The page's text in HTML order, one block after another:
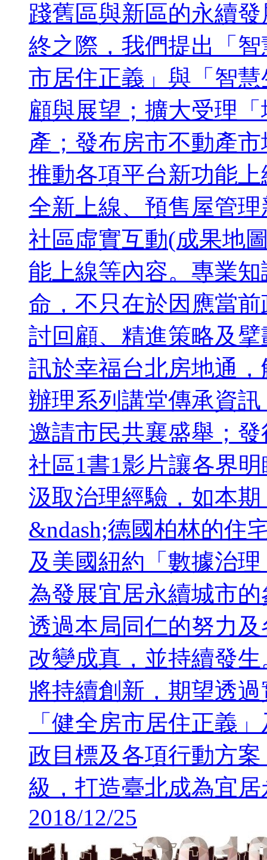
踐舊區與新區的永續
終之際，我們提出「
市居住正義」與「智
顧與展望；擴大受理
產；發布房市不動產
推動各項平台新功能
全新上線、預售屋管
社區虛實互動(成果地
能上線等內容。專業
命，不只在於因應當
討回顧、精進策略及
訊於幸福台北房地通
辦理系列講堂傳承資
邀請市民共襄盛舉；
社區1書1影片讓各界
汲取治理經驗，如本
&ndash;德國柏林的住
及美國紐約「數據治
為發展宜居永續城市
透過本局同仁的努力
改變成真，並持續發
將持續創新，期望透
「健全房市居住正義
政目標及各項行動方
級，打造臺北成為宜
2018/12/25